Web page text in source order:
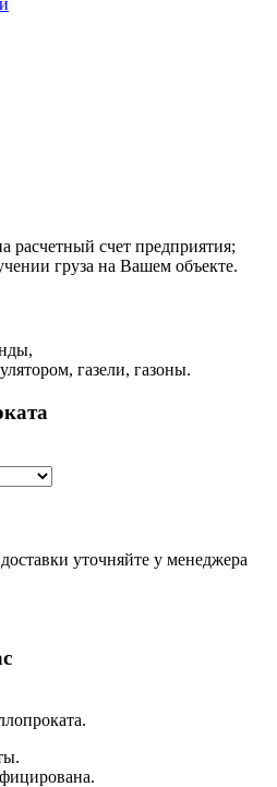
расчетный счет предприятия;
груза на Вашем объекте.
газели, газоны.
уточняйте у менеджера